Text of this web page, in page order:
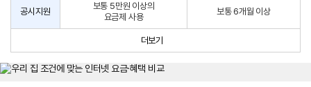
원
사
인
법
공시지원
보통 5만원 이상의
요금제 사용
보통 6개월 이상
더보기